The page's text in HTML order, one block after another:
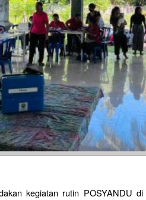
kegiatan rutin POSYANDU